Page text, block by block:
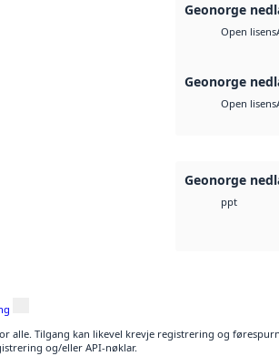
Geonorge
Open lisens
Geonorge
Open lisens
Geonorge
ppt
alle. Tilgang kan likevel krevje registrering og
og/eller API-nøklar.